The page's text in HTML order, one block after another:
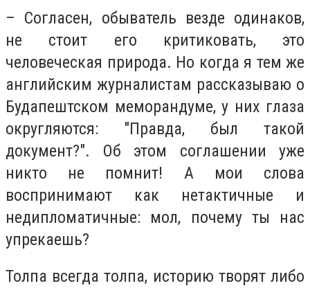
– Согласен, обыватель везде одинаков,
не стоит его критиковать, это
человеческая природа. Но когда я тем же
английским журналистам рассказываю о
Будапештском меморандуме, у них глаза
округляются: "Правда, был такой
документ?". Об этом соглашении уже
никто не помнит! А мои слова
воспринимают как нетактичные и
недипломатичные: мол, почему ты нас
упрекаешь?
Толпа всегда толпа, историю творят либо